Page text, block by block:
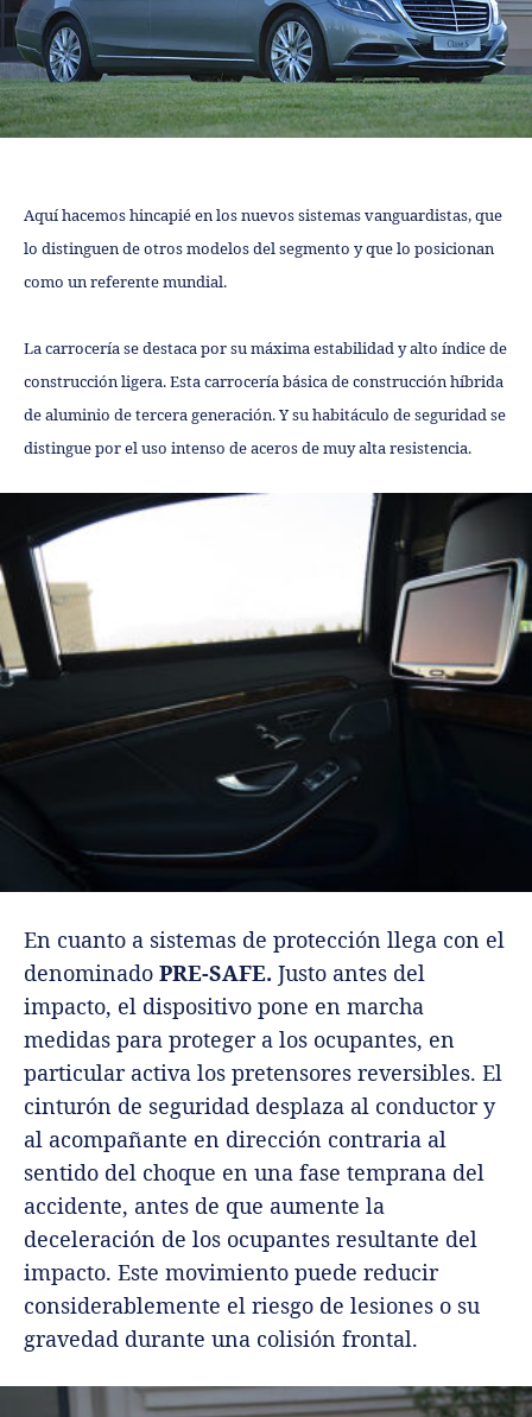
Aquí hacemos hincapié en los nuevos sistemas vanguardistas, que
lo distinguen de otros modelos del segmento y que lo posicionan
como un referente mundial.
La carrocería se destaca por su máxima estabilidad y alto índice de
construcción ligera. Esta carrocería básica de construcción híbrida
de aluminio de tercera generación. Y su habitáculo de seguridad se
distingue por el uso intenso de aceros de muy alta resistencia.
En cuanto a sistemas de protección llega con el
denominado PRE-SAFE. Justo antes del
impacto, el dispositivo pone en marcha
medidas para proteger a los ocupantes, en
particular activa los pretensores reversibles. El
cinturón de seguridad desplaza al conductor y
al acompañante en dirección contraria al
sentido del choque en una fase temprana del
accidente, antes de que aumente la
deceleración de los ocupantes resultante del
impacto. Este movimiento puede reducir
considerablemente el riesgo de lesiones o su
gravedad durante una colisión frontal.